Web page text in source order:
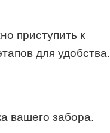
приступить к
для удобства.
вашего забора.